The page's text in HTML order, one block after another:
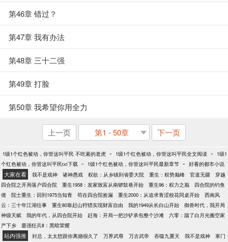
第46章 错过？
第47章 我有办法
第48章 三十二强
第49章 打脸
第50章 我希望你用全力
上一页 第1 - 50章 下一页
1级1个红色被动，你管这叫平民 不吃素的老虎 - 1级1个红色被动，你管这叫平民全文阅读 -
1级1
个红色被动，你管这叫平民txt下载 - 1级1个红色被动，你管这叫平民最新章节 - 好看的都市小说
大家在看 我不是戏神 诸神愚戏 权欲：从乡镇到省委大院 重生：权势巅峰 官道无疆
穿越
四合院之开局落户四合院
重生1958：发家致富从南锣鼓巷开始 重生96：权力之巅
四合院的钓鱼
佬
院士重生：回到1975当知青 苟在四合院捡漏 重生2000：从追求青涩校花同桌开始
西南风
云：三十年江湖往事
重生80靠赶山狩猎实现财富自由 我的1949从长白山开始
御兽时代，我开局
神级天赋
我的年代，从四合院开始 赶海：开局一把沙铲承包整个沙滩
六零：踹了白月光搬空家
产下乡
最强狂兵Ⅱ：黑暗荣耀
站内强推 封总，太太想跟你离婚很久了 万界武尊 万古武帝 吞噬九重天 我不是戏神
寒门